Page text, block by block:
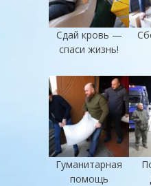
Сдай кровь —
спаси жизнь!
Гуманитарная
помощь